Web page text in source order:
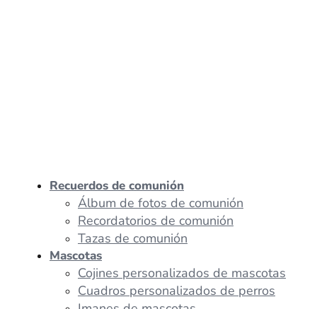
Recuerdos de comunión
Álbum de fotos de comunión
Recordatorios de comunión
Tazas de comunión
Mascotas
Cojines personalizados de mascotas
Cuadros personalizados de perros